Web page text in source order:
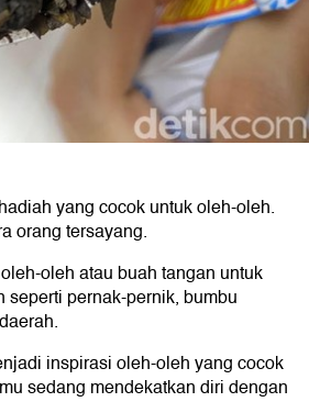
yang cocok untuk oleh-oleh.
orang tersayang.
oleh atau buah tangan untuk
pernak-pernik, bumbu
inspirasi oleh-oleh yang cocok
sedang mendekatkan diri dengan